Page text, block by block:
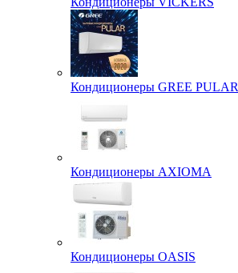
Кондиционеры GREE PULAR
Кондиционеры AXIOMA
Кондиционеры OASIS